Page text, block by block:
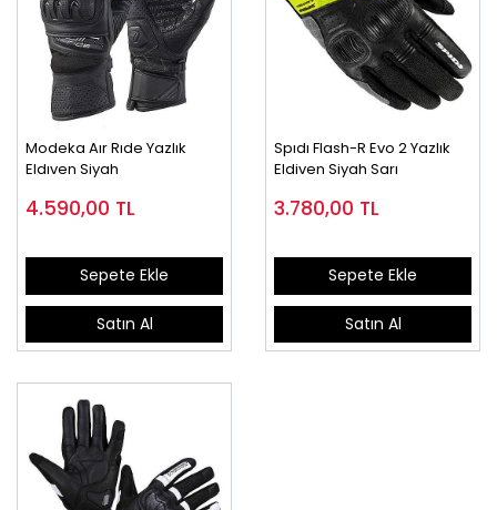
Modeka Aır Rıde Yazlık
Eldıven Siyah
4.590,00 TL
Sepete Ekle
Satın Al
Spıdı Flash-R Evo 2 Yazlık
Eldiven Siyah Sarı
3.780,00 TL
Sepete Ekle
Satın Al